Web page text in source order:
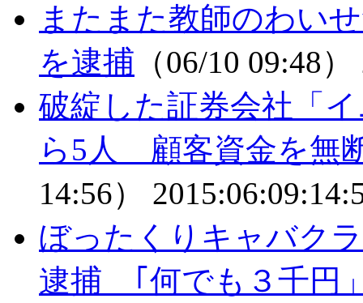
またまた教師のわい
を逮捕 （06/10 09:48）
破綻した証券会社「
ら5人 顧客資金を無
14:56）
ぼったくりキャバク
逮捕 ｢何でも３千円